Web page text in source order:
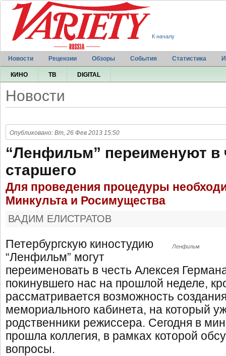
К началу
Новости Рецензии Обзоры События Статистика
КИНО ТВ DIGITAL
Новости
Опубликовано: Вт, 26 Фев 2013 15:50
“Ленфильм” переименуют в
старшего
Для проведения процедуры
Минкульта и Росимущества
ВАДИМ ЕЛИСТРАТОВ
Ленфильм
Петербургскую киностудию
“Ленфильм” могут
переименовать в честь Алексея
покинувшего нас на прошлой неделе,
рассматривается возможность
мемориального кабинета, на который
родственники режиссера. Сегодня в
прошла коллегия, в рамках которой
вопросы.